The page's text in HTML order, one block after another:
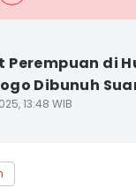
Perempuan di
Dibunuh
13:48 WIB